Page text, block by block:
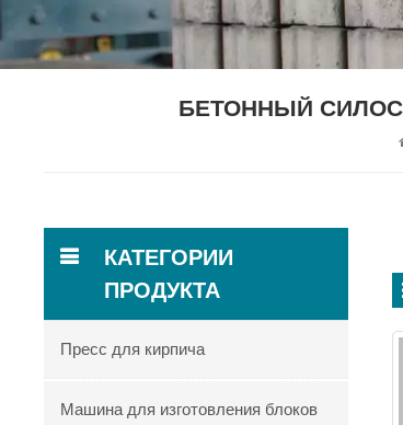
БЕТОННЫЙ
КАТЕГОРИИ
ПРОДУКТА
Пресс для кирпича
Машина для изготовления блоков